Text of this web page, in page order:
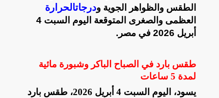
الطقس والظواهر الجوية ودرجاتالحرارة
العظمى والصغرى المتوقعة اليوم السبت 4
أبريل 2026 في مصر.
طقس بارد في الصباح الباكر وشبورة مائية
لمدة 5 ساعات
يسود، اليوم السبت 4 أبريل 2026، طقس بارد